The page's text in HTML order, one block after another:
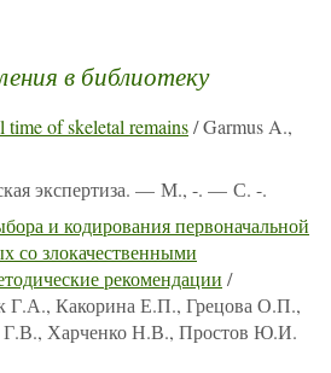
в библиотеку
of skeletal remains/ Garmus A.,
экспертиза. — М., -. — С. -.
и кодирования первоначальной
со злокачественными
рекомендации /
Г.А., Какорина Е.П., Грецова О.П.,
Г.В., Харченко Н.В., Простов Ю.И.